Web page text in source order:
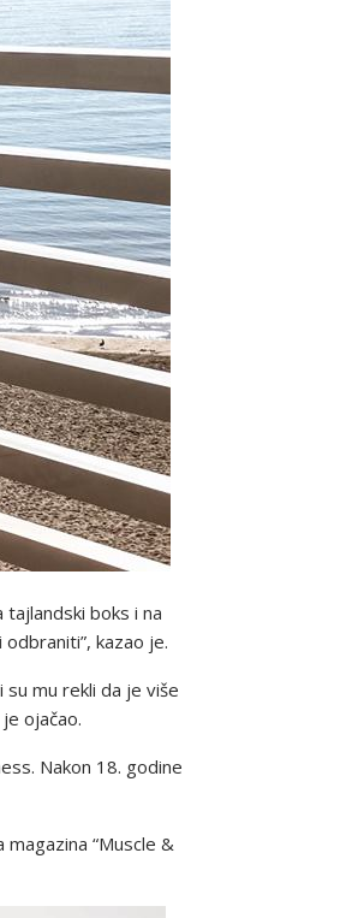
boks i na
kazao je.
mu rekli da je više
ojačao.
Nakon 18. godine
“Muscle &